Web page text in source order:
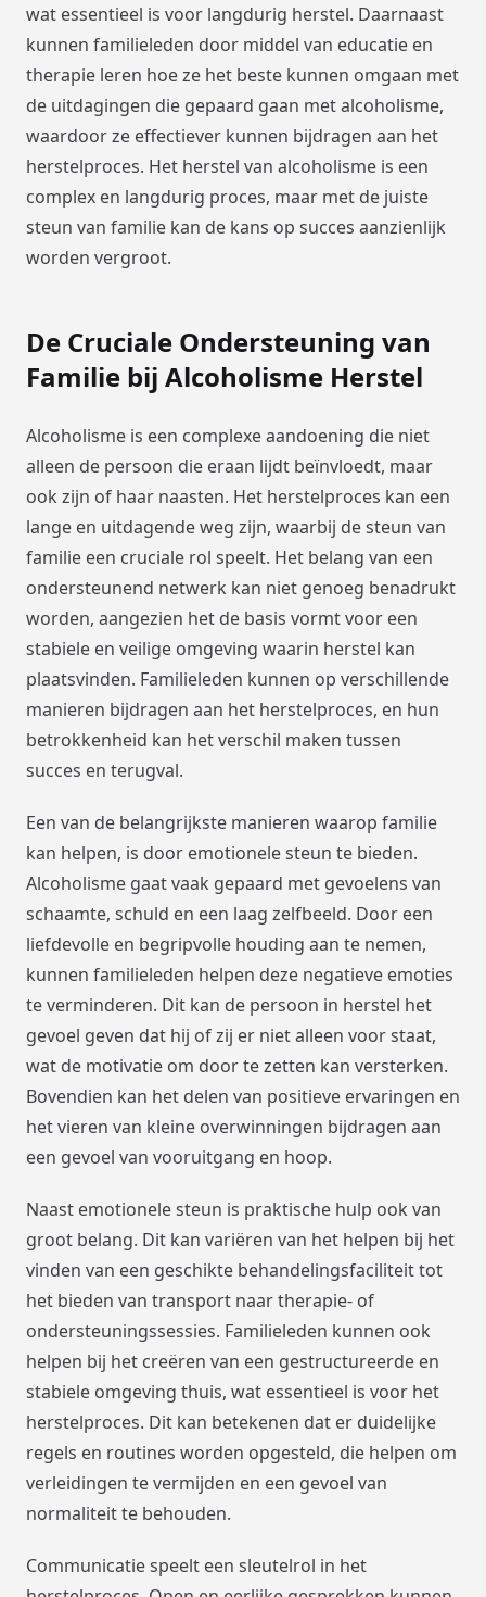
wat essentieel is voor langdurig herstel. Daarnaast
kunnen familieleden door middel van educatie en
therapie leren hoe ze het beste kunnen omgaan met
de uitdagingen die gepaard gaan met alcoholisme,
waardoor ze effectiever kunnen bijdragen aan het
herstelproces. Het herstel van alcoholisme is een
complex en langdurig proces, maar met de juiste
steun van familie kan de kans op succes aanzienlijk
worden vergroot.
De Cruciale Ondersteuning van
Familie bij Alcoholisme Herstel
Alcoholisme is een complexe aandoening die niet
alleen de persoon die eraan lijdt beïnvloedt, maar
ook zijn of haar naasten. Het herstelproces kan een
lange en uitdagende weg zijn, waarbij de steun van
familie een cruciale rol speelt. Het belang van een
ondersteunend netwerk kan niet genoeg benadrukt
worden, aangezien het de basis vormt voor een
stabiele en veilige omgeving waarin herstel kan
plaatsvinden. Familieleden kunnen op verschillende
manieren bijdragen aan het herstelproces, en hun
betrokkenheid kan het verschil maken tussen
succes en terugval.
Een van de belangrijkste manieren waarop familie
kan helpen, is door emotionele steun te bieden.
Alcoholisme gaat vaak gepaard met gevoelens van
schaamte, schuld en een laag zelfbeeld. Door een
liefdevolle en begripvolle houding aan te nemen,
kunnen familieleden helpen deze negatieve emoties
te verminderen. Dit kan de persoon in herstel het
gevoel geven dat hij of zij er niet alleen voor staat,
wat de motivatie om door te zetten kan versterken.
Bovendien kan het delen van positieve ervaringen en
het vieren van kleine overwinningen bijdragen aan
een gevoel van vooruitgang en hoop.
Naast emotionele steun is praktische hulp ook van
groot belang. Dit kan variëren van het helpen bij het
vinden van een geschikte behandelingsfaciliteit tot
het bieden van transport naar therapie- of
ondersteuningssessies. Familieleden kunnen ook
helpen bij het creëren van een gestructureerde en
stabiele omgeving thuis, wat essentieel is voor het
herstelproces. Dit kan betekenen dat er duidelijke
regels en routines worden opgesteld, die helpen om
verleidingen te vermijden en een gevoel van
normaliteit te behouden.
Communicatie speelt een sleutelrol in het